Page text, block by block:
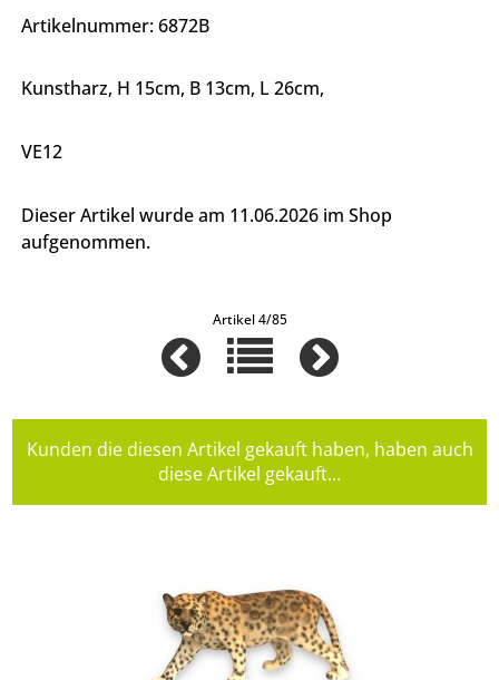
Artikelnummer: 6872B
Kunstharz, H 15cm, B 13cm, L 26cm,
VE12
Dieser Artikel wurde am 11.06.2026 im Shop
aufgenommen.
Artikel 4/85
Kunden die diesen Artikel gekauft haben, haben auch
diese Artikel gekauft...